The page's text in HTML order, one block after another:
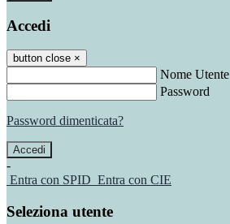
Accedi
button close ×
Nome Utente
Password
Password dimenticata?
-
Entra con SPID Entra con CIE
Seleziona utente